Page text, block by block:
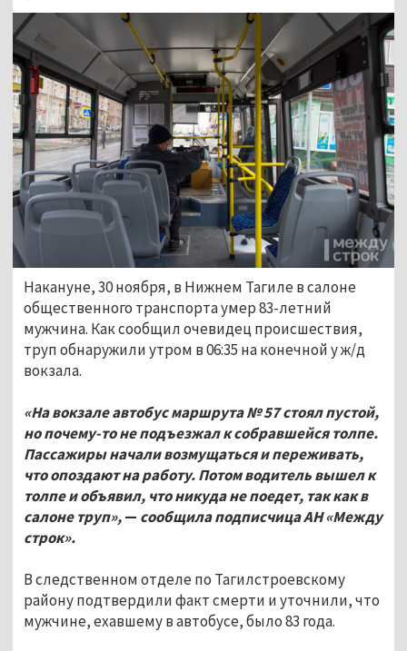
Накануне, 30 ноября, в Нижнем Тагиле в салоне
общественного транспорта умер 83-летний
мужчина. Как сообщил очевидец происшествия,
труп обнаружили утром в 06:35 на конечной у ж/д
вокзала.
«На вокзале автобус маршрута № 57 стоял пустой,
но почему-то не подъезжал к собравшейся толпе.
Пассажиры начали возмущаться и переживать,
что опоздают на работу. Потом водитель вышел к
толпе и объявил, что никуда не поедет, так как в
салоне труп»,— сообщила подписчица АН «Между
строк».
В следственном отделе по Тагилстроевскому
району подтвердили факт смерти и уточнили, что
мужчине, ехавшему в автобусе, было 83 года.